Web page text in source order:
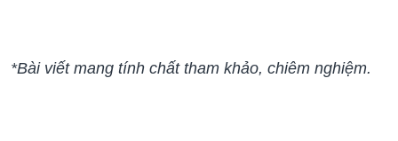
*Bài viết mang tính chất tham khảo, chiêm nghiệm.